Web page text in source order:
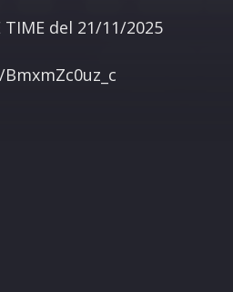
TIME del 21/11/2025